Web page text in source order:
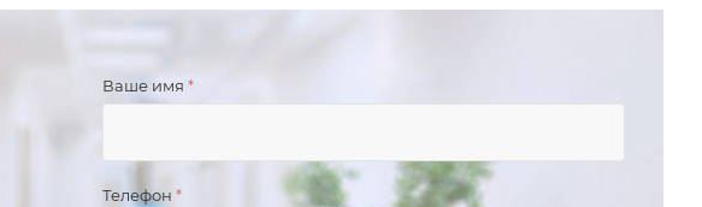
Ваше имя *
Телефон *